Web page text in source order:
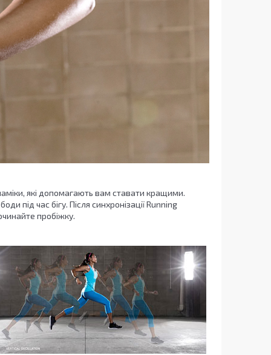
які допомагають вам ставати кращими.
під час бігу. Після синхронізації Running
пробіжку.